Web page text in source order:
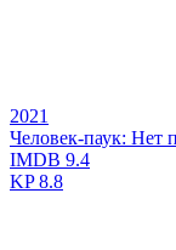
2021
Человек-паук: Нет
IMDB 9.4
KP8.8